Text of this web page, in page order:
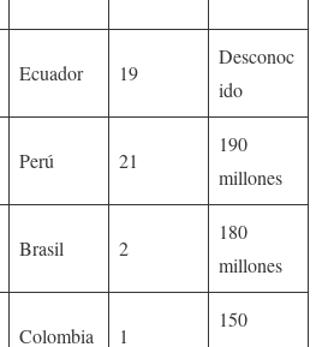
Ecuador 19
Desconoc
ido
Perú 21
190
millones
Brasil 2
180
millones
Colombia 1
150